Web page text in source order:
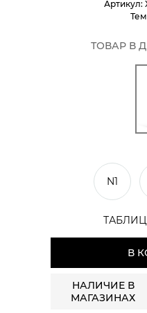
Артикул:
ТОВАР В
N1
В
НАЛИЧИЕ В
МАГАЗИНАХ